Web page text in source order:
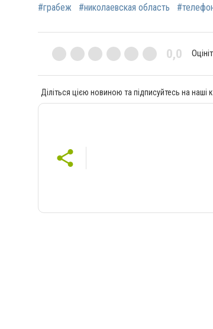
#грабеж #николаевская область
0,0
Діліться цією новиною та підписуйтесь на наші